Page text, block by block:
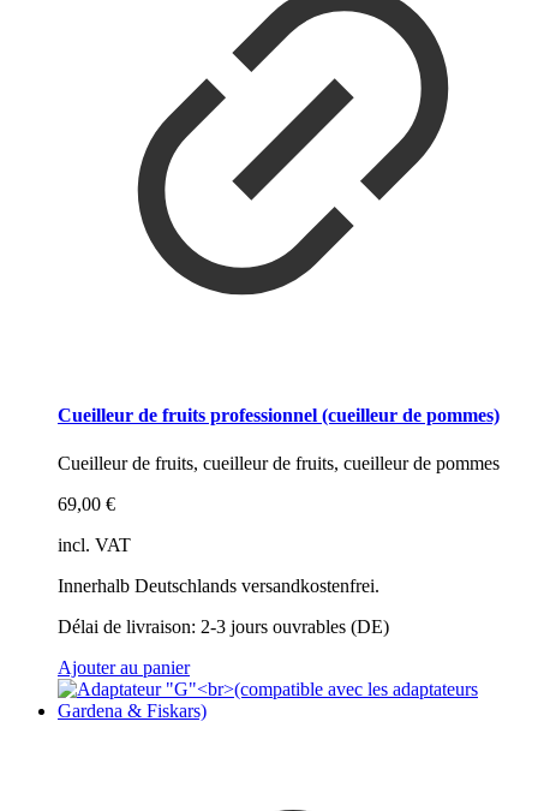
Cueilleur de fruits professionnel (cueilleur de pommes)
Cueilleur de fruits, cueilleur de fruits, cueilleur de pommes
69,00 €
incl. VAT
Innerhalb Deutschlands versandkostenfrei.
Délai de livraison: 2-3 jours ouvrables (DE)
Ajouter au panier